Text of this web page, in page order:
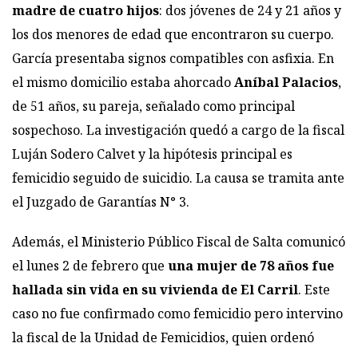
madre de cuatro hijos: dos jóvenes de 24 y 21 años y
los dos menores de edad que encontraron su cuerpo.
García presentaba signos compatibles con asfixia. En
el mismo domicilio estaba ahorcadoAníbal Palacios,
de 51 años, su pareja, señalado como principal
sospechoso. La investigación quedó a cargo de la fiscal
Luján Sodero Calvet y la hipótesis principal es
femicidio seguido de suicidio. La causa se tramita ante
el Juzgado de Garantías N° 3.
Además, el Ministerio Público Fiscal de Salta comunicó
el lunes 2 de febrero que una mujer de 78 años fue
hallada sin vida en su vivienda de El Carril. Este
caso no fue confirmado como femicidio pero intervino
la fiscal de la Unidad de Femicidios, quien ordenó